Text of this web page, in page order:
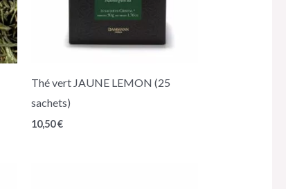
Thé vert JAUNE LEMON (25
sachets)
10,50€